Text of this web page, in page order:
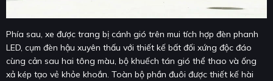
Phía sau, xe được trang bị cánh gió trên mui tích hợp đèn phanh
LED, cụm đèn hậu xuyên thấu với thiết kế bất đối xứng độc đáo
cùng cản sau hai tông màu, bộ khuếch tán gió thể thao và ống
xả kép tạo vẻ khỏe khoắn. Toàn bộ phần đuôi được thiết kế hài